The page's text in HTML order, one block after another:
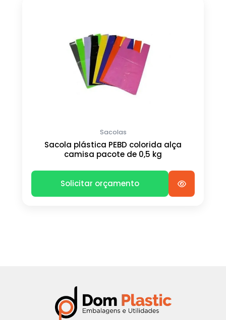
Sacolas
Sacola plástica PEBD colorida alça
camisa pacote de 0,5 kg
Solicitar orçamento